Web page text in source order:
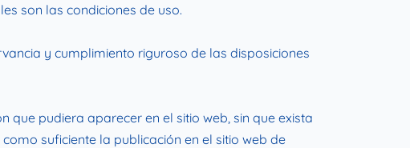
son las condiciones de uso.
y cumplimiento riguroso de las disposiciones
que pudiera aparecer en el sitio web, sin que exista
suficiente la publicación en el sitio web de